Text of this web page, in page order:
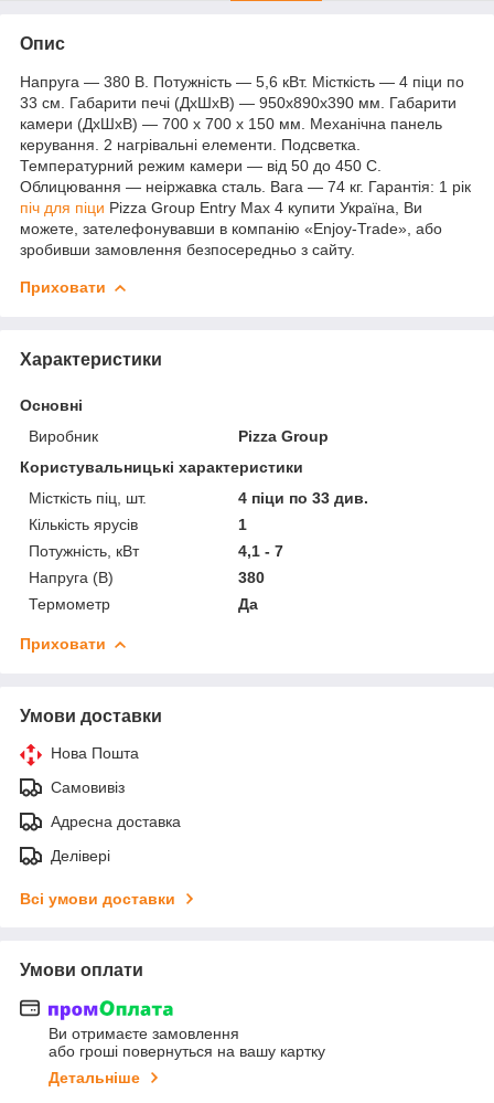
Опис
Напруга — 380 В. Потужність — 5,6 кВт. Місткість — 4 піци по
33 см. Габарити печі (ДхШхВ) — 950х890х390 мм. Габарити
камери (ДхШхВ) — 700 х 700 х 150 мм. Механічна панель
керування. 2 нагрівальні елементи. Подсветка.
Температурний режим камери — від 50 до 450 С.
Облицювання — неіржавка сталь. Вага — 74 кг. Гарантія: 1 рік
піч для піци Pizza Group Entry Max 4 купити Україна, Ви
можете, зателефонувавши в компанію «Enjoy-Trade», або
зробивши замовлення безпосередньо з сайту.
Приховати
Характеристики
Основні
Виробник
Pizza Group
Користувальницькі характеристики
Місткість піц, шт.
4 піци по 33 див.
Кількість ярусів
1
Потужність, кВт
4,1 - 7
Напруга (В)
380
Термометр
Да
Приховати
Умови доставки
Нова Пошта
Самовивіз
Адресна доставка
Делівері
Всі умови доставки
Умови оплати
Ви отримаєте замовлення
або гроші повернуться на вашу картку
Детальніше